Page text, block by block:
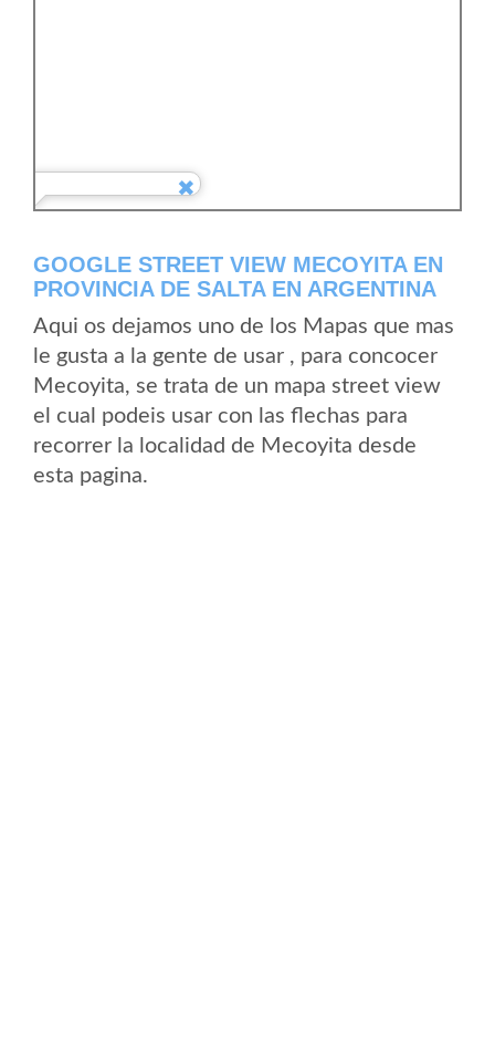
GOOGLE STREET VIEW MECOYITA EN
PROVINCIA DE SALTA EN ARGENTINA
Aqui os dejamos uno de los Mapas que mas
le gusta a la gente de usar , para concocer
Mecoyita, se trata de un mapa street view
el cual podeis usar con las flechas para
recorrer la localidad de Mecoyita desde
esta pagina.